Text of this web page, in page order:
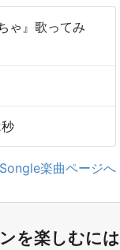
ゃ』歌ってみ
Songle楽曲ページへ
を楽しむには